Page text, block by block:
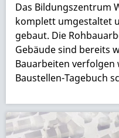
Das Bildungszentrum
komplett umgestaltet
gebaut. Die
Gebäude sind bereits
Bauarbeiten
Baustellen-Tagebuch